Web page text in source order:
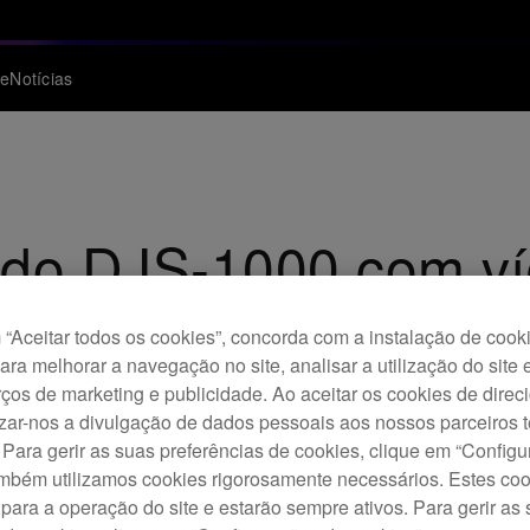
Notícias
DJS-1000 com
Dirty Secretz |
arrasadora com a sua arma secreta - o sampler de DJ
todos os cookies”, concorda com a instalação de
melhorar a navegação no site, analisar a utilização do site
de marketing e publicidade. Ao aceitar os cookies de
nos a divulgação de dados pessoais aos nossos parceiros
gerir as suas preferências de cookies, clique em
utilizamos cookies rigorosamente necessários. Estes
a operação do site e estarão sempre ativos. Para gerir as